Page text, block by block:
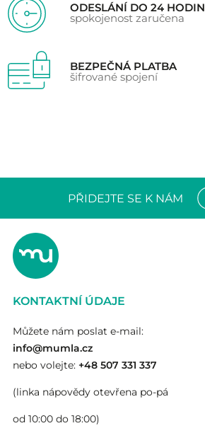
ODESLÁNÍ DO 24 HODIN
spokojenost zaručena
BEZPEČNÁ PLATBA
šifrované spojení
PŘIDEJTE SE K NÁM
KONTAKTNÍ ÚDAJE
Můžete nám poslat e-mail:
info@mumla.cz
nebo volejte: +48 507 331 337
(linka nápovědy otevřena po-pá
od 10:00 do 18:00)